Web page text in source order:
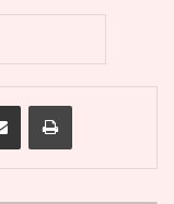
Partager par email Imprimer